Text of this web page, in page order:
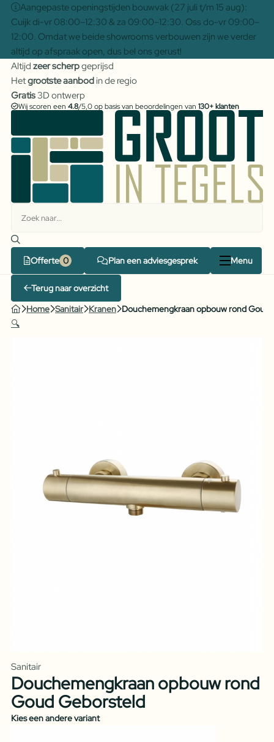
Aangepaste openingstijden bouwvak (27 juli t/m 15 aug):
Cuijk di-vr 08:00–12:30 & za 09:00–12:30. Oss do-vr 09:00–
12:00. Omdat we beide showrooms verbouwen zijn we verder
altijd op afspraak open, dus bel ons gerust!
Altijd zeer scherpgeprijsd
Hetgrootste aanbodin de regio
Gratis3D ontwerp
Wij scoren een 4.8/5,0 op basis van beoordelingen van 130+ klanten
Offerte Plan een adviesgesprek Menu
Terug naar overzicht
Home Sanitair Kranen Douchemengkraan opbouw rond Goud
🔍
Sanitair
Douchemengkraan opbouw rond
Goud Geborsteld
Kies een andere variant